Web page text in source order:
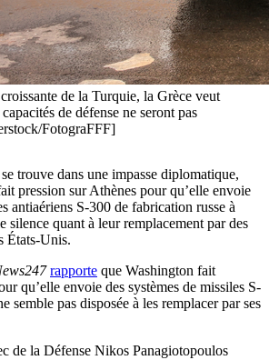
de la Turquie, la Grèce veut
de défense ne seront pas
FotograFFF]
trouve dans une impasse diplomatique,
pression sur Athènes pour qu’elle envoie
antiaériens S-300 de fabrication russe à
silence quant à leur remplacement par des
États-Unis.
rapporte que Washington fait
qu’elle envoie des systèmes de missiles S-
semble pas disposée à les remplacer par ses
de la Défense Nikos Panagiotopoulos